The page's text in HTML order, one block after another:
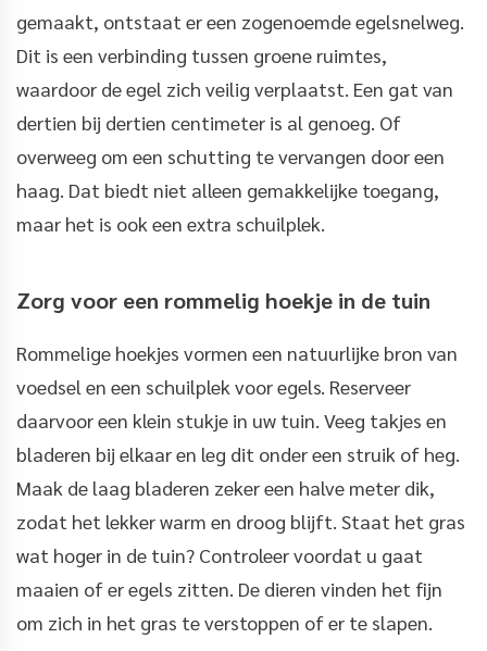
gemaakt, ontstaat er een zogenoemde egelsnelweg.
Dit is een verbinding tussen groene ruimtes,
waardoor de egel zich veilig verplaatst. Een gat van
dertien bij dertien centimeter is al genoeg. Of
overweeg om een schutting te vervangen door een
haag. Dat biedt niet alleen gemakkelijke toegang,
maar het is ook een extra schuilplek.
Zorg voor een rommelig hoekje in de tuin
Rommelige hoekjes vormen een natuurlijke bron van
voedsel en een schuilplek voor egels. Reserveer
daarvoor een klein stukje in uw tuin. Veeg takjes en
bladeren bij elkaar en leg dit onder een struik of heg.
Maak de laag bladeren zeker een halve meter dik,
zodat het lekker warm en droog blijft. Staat het gras
wat hoger in de tuin? Controleer voordat u gaat
maaien of er egels zitten. De dieren vinden het fijn
om zich in het gras te verstoppen of er te slapen.